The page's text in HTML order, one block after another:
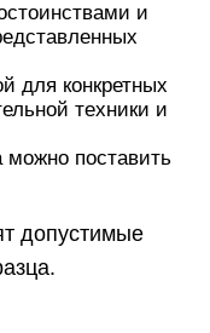
и
для конкретных
техники и
можно поставить
допустимые